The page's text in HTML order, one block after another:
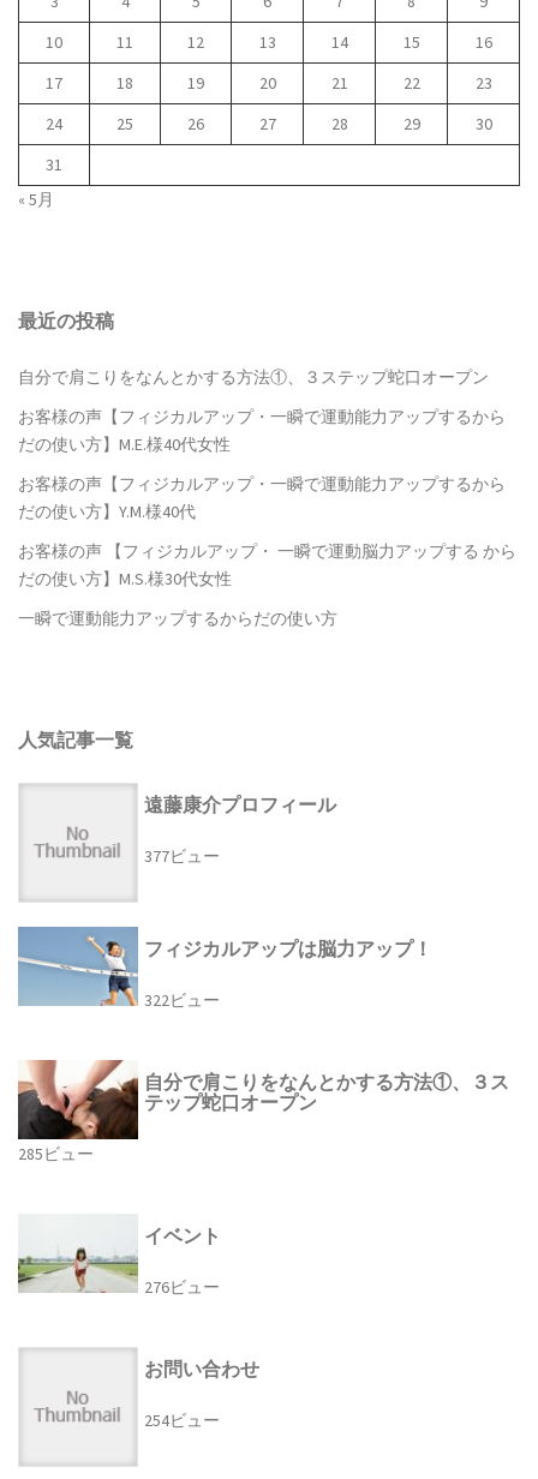
10
11 12 13 14 15
16
17
18 19 20 21 22
23
24
25 26 27 28 29
30
31
« 5月
最近の投稿
自分で肩こりをなんとかする方法①、３ステップ蛇口オープン
お客様の声【フィジカルアップ・一瞬で運動能力アップするから
だの使い方】M.E.様40代女性
お客様の声【フィジカルアップ・一瞬で運動能力アップするから
だの使い方】Y.M.様40代
お客様の声 【フィジカルアップ・ 一瞬で運動脳力アップする から
だの使い方】M.S.様30代女性
一瞬で運動能力アップするからだの使い方
人気記事一覧
遠藤康介プロフィール
377ビュー
フィジカルアップは脳力アップ！
322ビュー
自分で肩こりをなんとかする方法①、３ス
テップ蛇口オープン
285ビュー
イベント
276ビュー
お問い合わせ
254ビュー